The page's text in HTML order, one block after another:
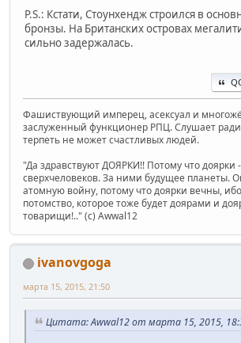
P.S.: Кстати, Стоунхендж строился в
бронзы. На Британских островах
сильно задержалась.
Фашиствующий имперец, асексуал и
заслуженный функционер РПЦ. Слушает
терпеть не может счастливых людей.
"Да здравствуют ДОЯРКИ!! Потому что доярки -
сверхчеловеков. За ними будущее планеты.
атомную войну, потому что доярки вечны,
потомство, которое тоже будет доярами и
товарищи!.." (c) Awwal12
ivanovgoga
марта 15, 2015, 21:50
Цитата: Awwal12 от марта 15, 2015,